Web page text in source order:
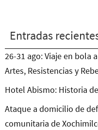
Entradas
26-31 ago: Viaje en bola
Artes, Resistencias y
Hotel Abismo: Historia
Ataque a domicilio de
comunitaria de